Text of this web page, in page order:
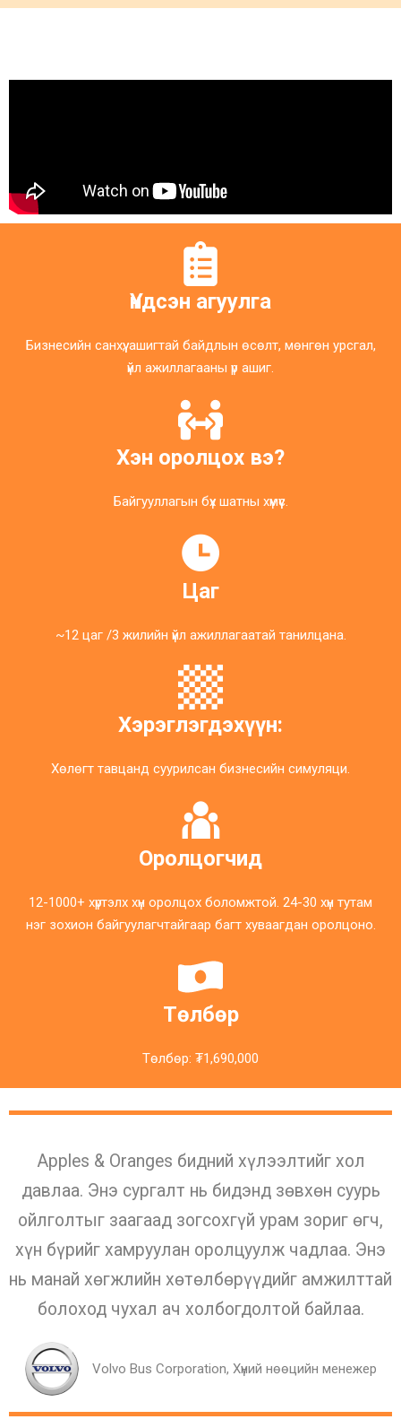
Үндсэн агуулга
Бизнесийн санхүү, ашигтай байдлын өсөлт, мөнгөн урсгал,
үйл ажиллагааны үр ашиг.
Хэн оролцох вэ?
Байгууллагын бүх шатны хүмүүс.
Цаг
~12 цаг /3 жилийн үйл ажиллагаатай танилцана.
Хэрэглэгдэхүүн:
Хөлөгт тавцанд суурилсан бизнесийн симуляци.
Оролцогчид
12-1000+ хүртэлх хүн оролцох боломжтой. 24-30 хүн тутам
нэг зохион байгуулагчтайгаар багт хуваагдан оролцоно.
Төлбөр
Төлбөр: ₮1,690,000
Apples & Oranges бидний хүлээлтийг хол
давлаа. Энэ сургалт нь бидэнд зөвхөн суурь
ойлголтыг заагаад зогсохгүй урам зориг өгч,
хүн бүрийг хамруулан оролцуулж чадлаа. Энэ
нь манай хөгжлийн хөтөлбөрүүдийг амжилттай
болоход чухал ач холбогдолтой байлаа.
Volvo Bus Corporation, Хүний нөөцийн менежер